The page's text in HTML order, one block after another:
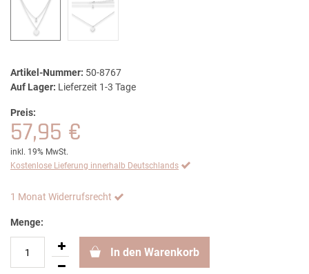
Artikel-Nummer: 50-8767
Auf Lager: Lieferzeit 1-3 Tage
Preis:
57,95 €
inkl. 19% MwSt.
Kostenlose Lieferung innerhalb Deutschlands
1 Monat Widerrufsrecht
Menge:
In den Warenkorb